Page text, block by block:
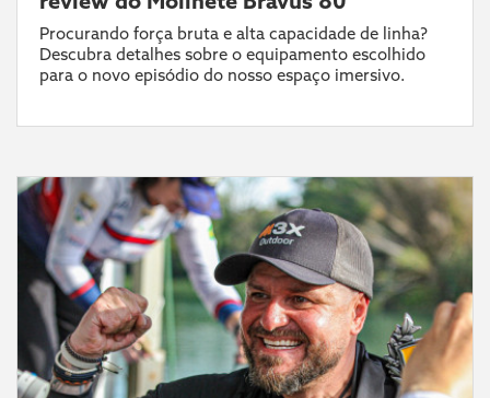
Procurando força bruta e alta capacidade de linha?
Descubra detalhes sobre o equipamento escolhido
para o novo episódio do nosso espaço imersivo.